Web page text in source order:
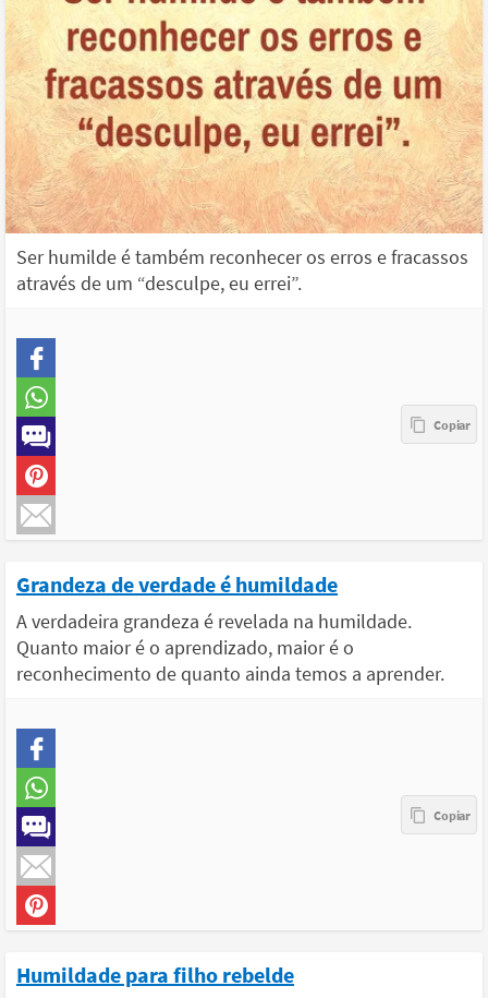
Ser humilde é também reconhecer os erros e fracassos
através de um “desculpe, eu errei”.
Grandeza de verdade é humildade
A verdadeira grandeza é revelada na humildade.
Quanto maior é o aprendizado, maior é o
reconhecimento de quanto ainda temos a aprender.
Humildade para filho rebelde